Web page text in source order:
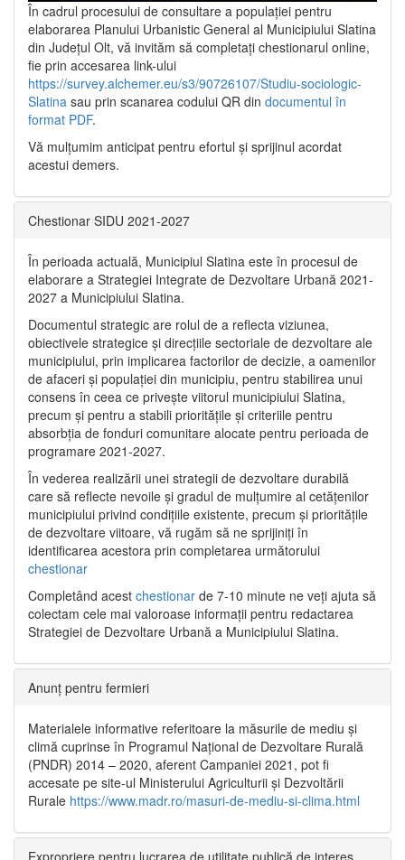
În cadrul procesului de consultare a populaţiei pentru
elaborarea Planului Urbanistic General al Municipiului Slatina
din Județul Olt, vă invităm să completați chestionarul online,
fie prin accesarea link-ului
https://survey.alchemer.eu/s3/90726107/Studiu-sociologic-
Slatina sau prin scanarea codului QR din documentul în
format PDF.
Vă mulţumim anticipat pentru efortul şi sprijinul acordat
acestui demers.
Chestionar SIDU 2021-2027
În perioada actuală, Municipiul Slatina este în procesul de
elaborare a Strategiei Integrate de Dezvoltare Urbană 2021‐
2027 a Municipiului Slatina.
Documentul strategic are rolul de a reflecta viziunea,
obiectivele strategice și direcțiile sectoriale de dezvoltare ale
municipiului, prin implicarea factorilor de decizie, a oamenilor
de afaceri și populației din municipiu, pentru stabilirea unui
consens în ceea ce privește viitorul municipiului Slatina,
precum și pentru a stabili prioritățile și criteriile pentru
absorbția de fonduri comunitare alocate pentru perioada de
programare 2021-2027.
În vederea realizării unei strategii de dezvoltare durabilă
care să reflecte nevoile și gradul de mulțumire al cetățenilor
municipiului privind condițiile existente, precum și prioritățile
de dezvoltare viitoare, vă rugăm să ne sprijiniți în
identificarea acestora prin completarea următorului
chestionar
Completând acest chestionar de 7-10 minute ne veți ajuta să
colectam cele mai valoroase informații pentru redactarea
Strategiei de Dezvoltare Urbană a Municipiului Slatina.
Anunț pentru fermieri
Materialele informative referitoare la măsurile de mediu și
climă cuprinse în Programul Național de Dezvoltare Rurală
(PNDR) 2014 – 2020, aferent Campaniei 2021, pot fi
accesate pe site-ul Ministerului Agriculturii și Dezvoltării
Rurale https://www.madr.ro/masuri-de-mediu-si-clima.html
Expropriere pentru lucrarea de utilitate publică de interes